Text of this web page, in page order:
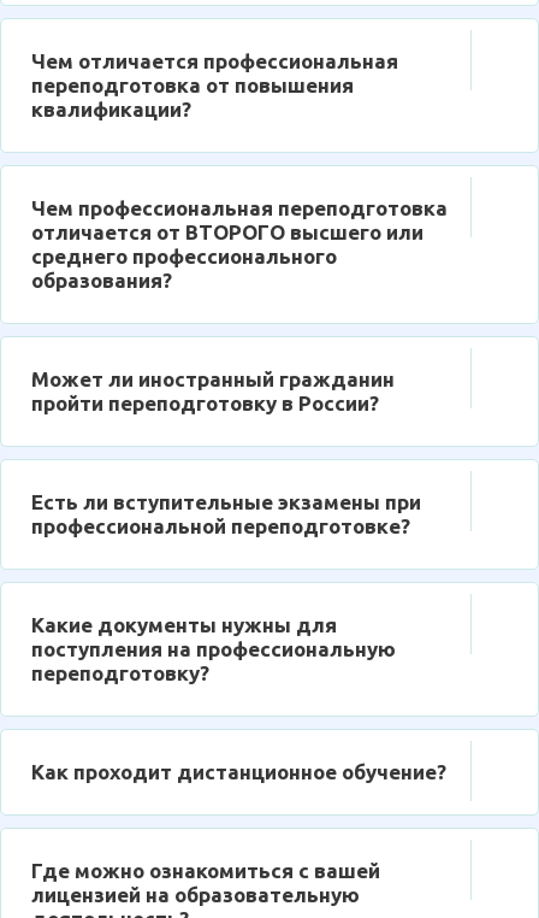
Чем отличается профессиональная
переподготовка от повышения
квалификации?
Чем профессиональная переподготовка
отличается от ВТОРОГО высшего или
среднего профессионального
образования?
Может ли иностранный гражданин
пройти переподготовку в России?
Есть ли вступительные экзамены при
профессиональной переподготовке?
Какие документы нужны для
поступления на профессиональную
переподготовку?
Как проходит дистанционное обучение?
Где можно ознакомиться с вашей
лицензией на образовательную